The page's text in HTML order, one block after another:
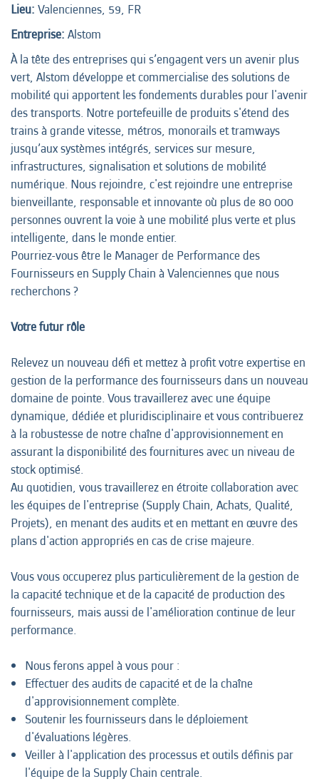
Lieu: Valenciennes, 59, FR
Entreprise: Alstom
À la tête des entreprises qui s’engagent vers un avenir plus
vert, Alstom développe et commercialise des solutions de
mobilité qui apportent les fondements durables pour l'avenir
des transports. Notre portefeuille de produits s'étend des
trains à grande vitesse, métros, monorails et tramways
jusqu’aux systèmes intégrés, services sur mesure,
infrastructures, signalisation et solutions de mobilité
numérique. Nous rejoindre, c'est rejoindre une entreprise
bienveillante, responsable et innovante où plus de 80 000
personnes ouvrent la voie à une mobilité plus verte et plus
intelligente, dans le monde entier.
Pourriez-vous être le Manager de Performance des
Fournisseurs en Supply Chain à Valenciennes que nous
recherchons ?
Votre futur rôle
Relevez un nouveau défi et mettez à profit votre expertise en
gestion de la performance des fournisseurs dans un nouveau
domaine de pointe. Vous travaillerez avec une équipe
dynamique, dédiée et pluridisciplinaire et vous contribuerez
à la robustesse de notre chaîne d'approvisionnement en
assurant la disponibilité des fournitures avec un niveau de
stock optimisé.
Au quotidien, vous travaillerez en étroite collaboration avec
les équipes de l'entreprise (Supply Chain, Achats, Qualité,
Projets), en menant des audits et en mettant en œuvre des
plans d'action appropriés en cas de crise majeure.
Vous vous occuperez plus particulièrement de la gestion de
la capacité technique et de la capacité de production des
fournisseurs, mais aussi de l'amélioration continue de leur
performance.
Nous ferons appel à vous pour :
Effectuer des audits de capacité et de la chaîne
d'approvisionnement complète.
Soutenir les fournisseurs dans le déploiement
d'évaluations légères.
Veiller à l'application des processus et outils définis par
l'équipe de la Supply Chain centrale.